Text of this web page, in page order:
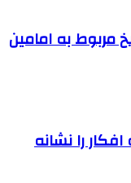
مربوط به امامین
را نشانه